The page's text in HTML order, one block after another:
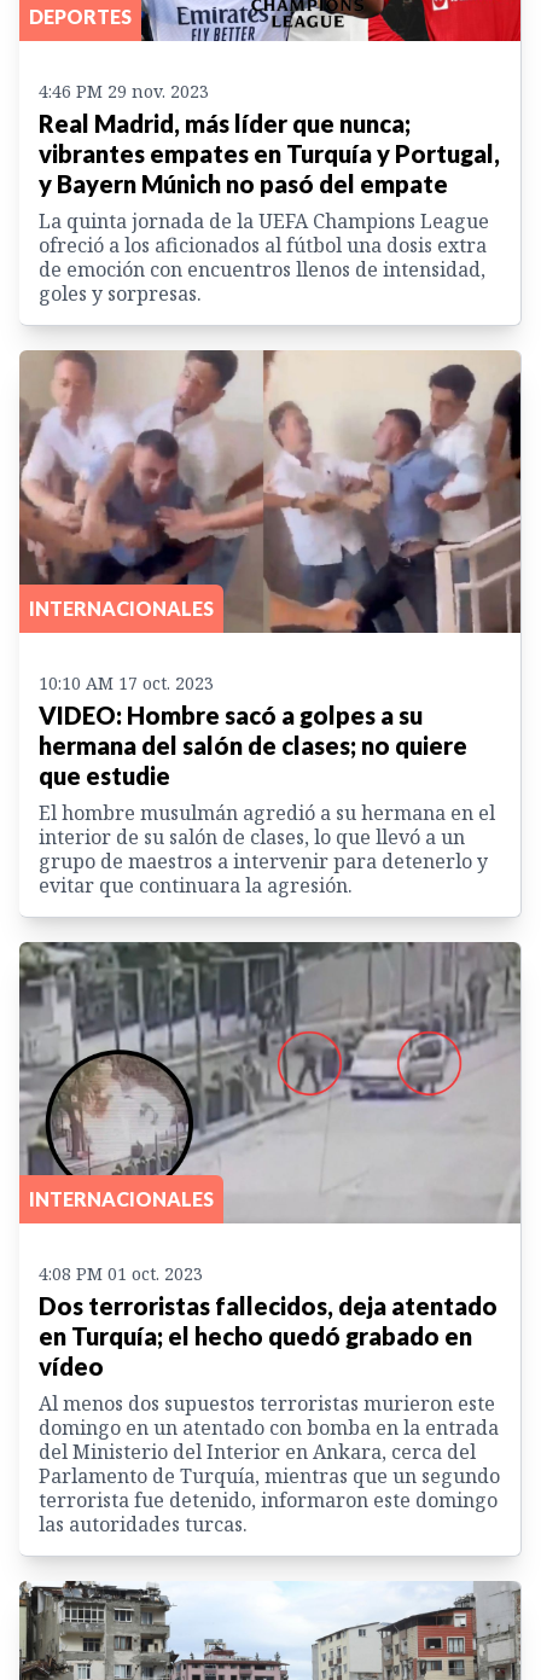
DEPORTES
4:46 PM 29 nov. 2023
Real Madrid, más líder que nunca;
vibrantes empates en Turquía y Portugal,
y Bayern Múnich no pasó del empate
La quinta jornada de la UEFA Champions League
ofreció a los aficionados al fútbol una dosis extra
de emoción con encuentros llenos de intensidad,
goles y sorpresas.
INTERNACIONALES
10:10 AM 17 oct. 2023
VIDEO: Hombre sacó a golpes a su
hermana del salón de clases; no quiere
que estudie
El hombre musulmán agredió a su hermana en el
interior de su salón de clases, lo que llevó a un
grupo de maestros a intervenir para detenerlo y
evitar que continuara la agresión.
INTERNACIONALES
4:08 PM 01 oct. 2023
Dos terroristas fallecidos, deja atentado
en Turquía; el hecho quedó grabado en
vídeo
Al menos dos supuestos terroristas murieron este
domingo en un atentado con bomba en la entrada
del Ministerio del Interior en Ankara, cerca del
Parlamento de Turquía, mientras que un segundo
terrorista fue detenido, informaron este domingo
las autoridades turcas.